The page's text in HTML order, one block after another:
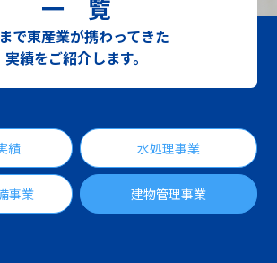
一 覧
で東産業が携わってきた
実績をご紹介します。
績 水処理事業
事業 建物管理事業